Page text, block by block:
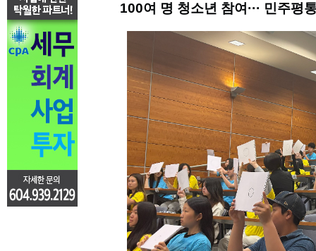
100여 명 청소년 참여··· 민주평